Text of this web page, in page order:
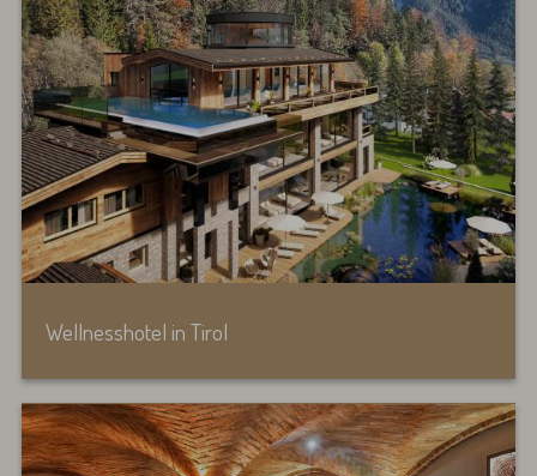
Wellnesshotel in Tirol